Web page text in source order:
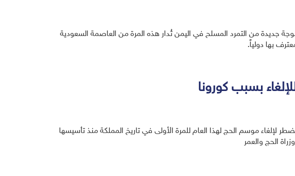
جديدة من التمرد المسلح في اليمن تُدار هذه المرة من العاصمة السعودية
بها دولياً.
بسبب كورونا
لإلغاء موسم الحج لهذا العام للمرة الأولى في تاريخ المملكة منذ تأسيسها